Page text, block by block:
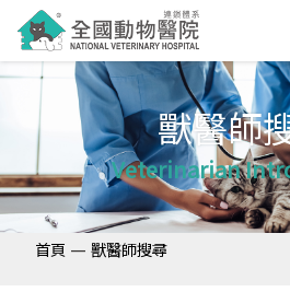
獸醫師
Veterinarian
首頁 — 獸醫師搜尋